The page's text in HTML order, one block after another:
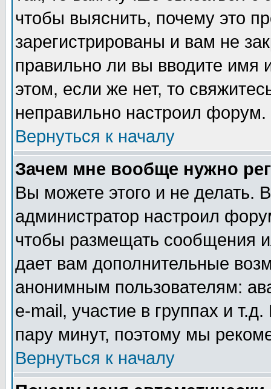
чтобы выяснить, почему это
зарегистрированы и вам не
правильно ли вы вводите
этом, если же нет, то
неправильно настроил форум.
Вернуться к началу
Зачем мне вообще нужно
Вы можете этого и не делать.
администратор настроил
чтобы размещать сообщения
дает вам дополнительные
анонимным пользователям:
e-mail, участие в группах и
пару минут, поэтому мы
Вернуться к началу